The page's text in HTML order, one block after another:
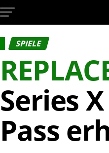
InsideXbox.de
SPIELE
Series
Pass